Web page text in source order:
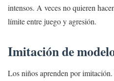
intensos. A veces no quieren
límite entre juego y agresión.
Imitación de
Los niños aprenden por